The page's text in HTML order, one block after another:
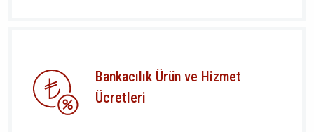
Bankacılık Ürün ve Hizmet
Ücretleri